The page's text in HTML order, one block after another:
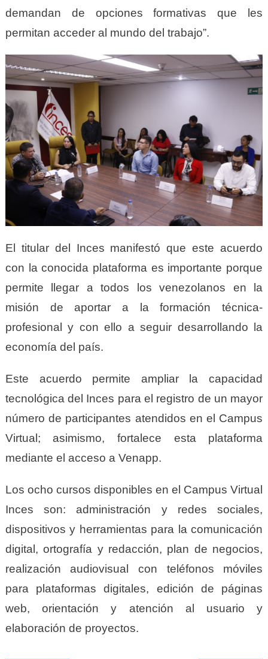
demandan de opciones formativas que les
permitan acceder al mundo del trabajo”.
El titular del Inces manifestó que este acuerdo
con la conocida plataforma es importante porque
permite llegar a todos los venezolanos en la
misión de aportar a la formación técnica-
profesional y con ello a seguir desarrollando la
economía del país.
Este acuerdo permite ampliar la capacidad
tecnológica del Inces para el registro de un mayor
número de participantes atendidos en el Campus
Virtual; asimismo, fortalece esta plataforma
mediante el acceso a Venapp.
Los ocho cursos disponibles en el Campus Virtual
Inces son: administración y redes sociales,
dispositivos y herramientas para la comunicación
digital, ortografía y redacción, plan de negocios,
realización audiovisual con teléfonos móviles
para plataformas digitales, edición de páginas
web, orientación y atención al usuario y
elaboración de proyectos.